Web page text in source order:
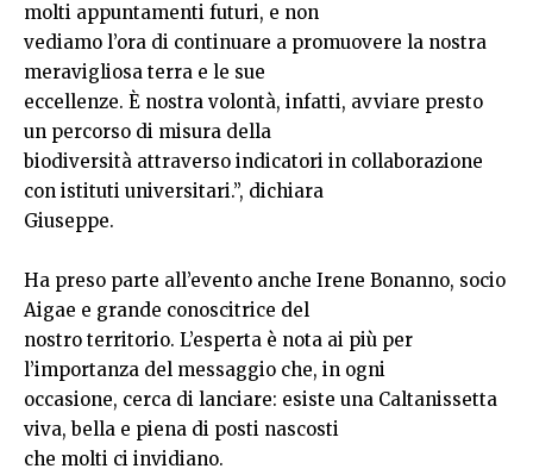
molti appuntamenti futuri, e non
vediamo l’ora di continuare a promuovere la nostra
meravigliosa terra e le sue
eccellenze. È nostra volontà, infatti, avviare presto
un percorso di misura della
biodiversità attraverso indicatori in collaborazione
con istituti universitari.”, dichiara
Giuseppe.
Ha preso parte all’evento anche Irene Bonanno, socio
Aigae e grande conoscitrice del
nostro territorio. L’esperta è nota ai più per
l’importanza del messaggio che, in ogni
occasione, cerca di lanciare: esiste una Caltanissetta
viva, bella e piena di posti nascosti
che molti ci invidiano.